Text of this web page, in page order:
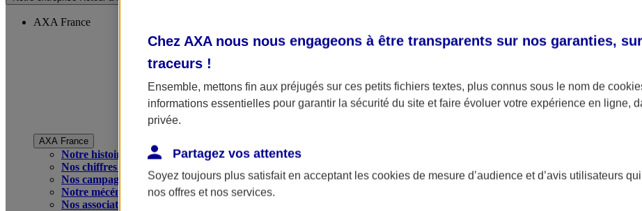
AXA France
AXA France
Notre histoire
Nos chiffres clés
Nos campagnes publicitaires
Notre mécénat
Nos associations
Chez AXA nous nous engageons à être transparents sur nos garanties,
traceurs !
Ensemble, mettons fin aux préjugés sur ces petits fichiers textes, plus connus sous le nom de
informations essentielles pour garantir la sécurité du site et faire évoluer votre expérience en ligne,
privée.
Partagez vos attentes
Soyez toujours plus satisfait en acceptant les cookies de mesure d’audience et d’avis utilisateurs
nos offres et nos services.